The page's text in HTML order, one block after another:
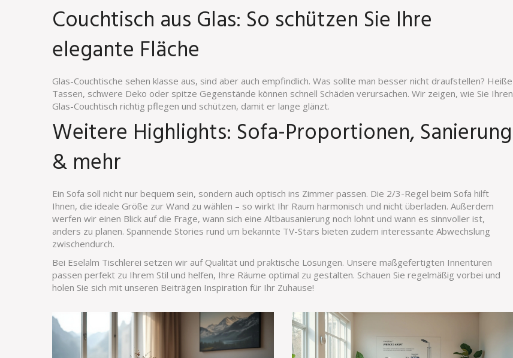
Couchtisch aus Glas: So schützen Sie Ihre
elegante Fläche
Glas-Couchtische sehen klasse aus, sind aber auch empfindlich. Was sollte man besser nicht draufstellen? Heiße
Tassen, schwere Deko oder spitze Gegenstände können schnell Schäden verursachen. Wir zeigen, wie Sie Ihren
Glas-Couchtisch richtig pflegen und schützen, damit er lange glänzt.
Weitere Highlights: Sofa-Proportionen, Sanierung
& mehr
Ein Sofa soll nicht nur bequem sein, sondern auch optisch ins Zimmer passen. Die 2/3-Regel beim Sofa hilft
Ihnen, die ideale Größe zur Wand zu wählen – so wirkt Ihr Raum harmonisch und nicht überladen. Außerdem
werfen wir einen Blick auf die Frage, wann sich eine Altbausanierung noch lohnt und wann es sinnvoller ist,
anders zu planen. Spannende Stories rund um bekannte TV-Stars bieten zudem interessante Abwechslung
zwischendurch.
Bei Eselalm Tischlerei setzen wir auf Qualität und praktische Lösungen. Unsere maßgefertigten Innentüren
passen perfekt zu Ihrem Stil und helfen, Ihre Räume optimal zu gestalten. Schauen Sie regelmäßig vorbei und
holen Sie sich mit unseren Beiträgen Inspiration für Ihr Zuhause!